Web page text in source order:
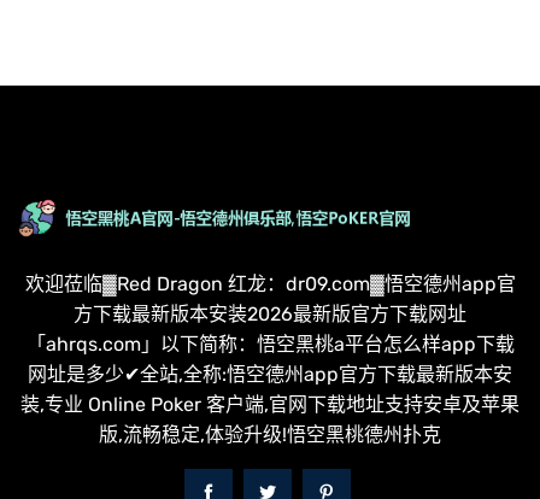
欢迎莅临▓Red Dragon 红龙：dr09.com▓悟空德州app官
方下载最新版本安装2026最新版官方下载网址
「ahrqs.com」以下简称：悟空黑桃a平台怎么样app下载
网址是多少✔全站,全称:悟空德州app官方下载最新版本安
装,专业 Online Poker 客户端,官网下载地址支持安卓及苹果
版,流畅稳定,体验升级!悟空黑桃德州扑克